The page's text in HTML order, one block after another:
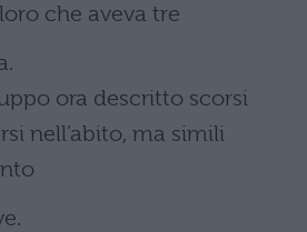
che aveva tre
ora descritto scorsi
nell’abito, ma simili